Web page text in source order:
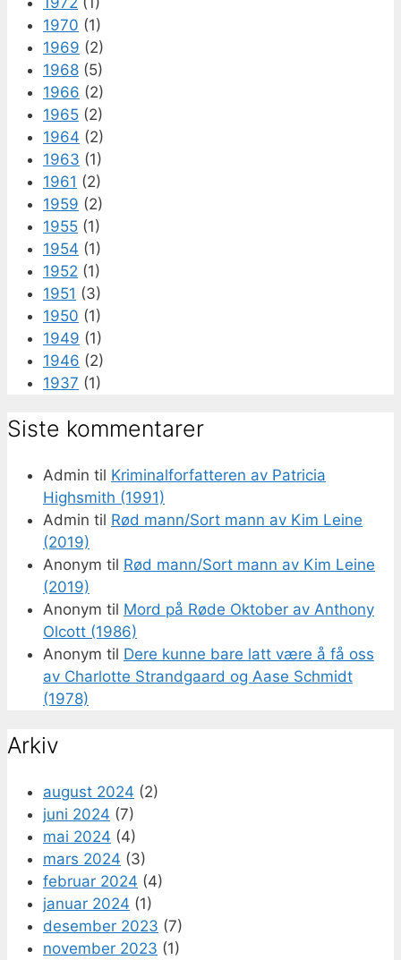
1970 (1)
1969 (2)
1968 (5)
1966 (2)
1965 (2)
1964 (2)
1963 (1)
1961 (2)
1959 (2)
1955 (1)
1954 (1)
1952 (1)
1951 (3)
1950 (1)
1949 (1)
1946 (2)
1937 (1)
Siste kommentarer
Admin til Kriminalforfatteren av Patricia
Highsmith (1991)
Admin til Rød mann/Sort mann av Kim Leine
(2019)
Anonym til Rød mann/Sort mann av Kim Leine
(2019)
Anonym til Mord på Røde Oktober av Anthony
Olcott (1986)
Anonym til Dere kunne bare latt være å få oss
av Charlotte Strandgaard og Aase Schmidt
(1978)
Arkiv
august 2024 (2)
juni 2024 (7)
mai 2024 (4)
mars 2024 (3)
februar 2024 (4)
januar 2024 (1)
desember 2023 (7)
november 2023 (1)